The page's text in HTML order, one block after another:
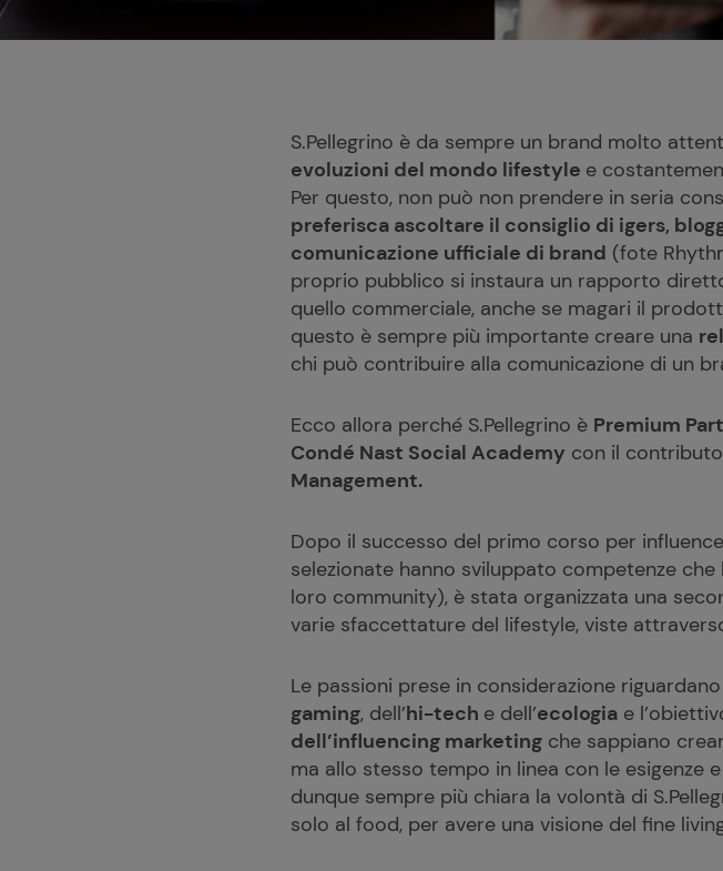
S.Pellegrino è da sempre un brand molto
evoluzioni del mondo lifestyle e
Per questo, non può non prendere in seria
preferisca ascoltare il consiglio di igers,
comunicazione ufficiale di brand (fote
proprio pubblico si instaura un rapporto
quello commerciale, anche se magari il
questo è sempre più importante creare una
chi può contribuire alla comunicazione di un
Ecco allora perché S.Pellegrino è Premium
Condé Nast Social Academy con il
Management.
Dopo il successo del primo corso per
selezionate hanno sviluppato competenze
loro community), è stata organizzata una
varie sfaccettature del lifestyle, viste
Le passioni prese in considerazione
gaming, dell’hi-tech e dell’ecologia e
dell’influencing marketing che sappiano
ma allo stesso tempo in linea con le esigenze
dunque sempre più chiara la volontà di
solo al food, per avere una visione del fine